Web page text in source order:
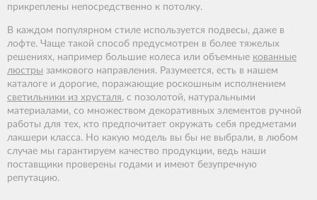
прикреплены непосредственно к потолку.
В каждом популярном стиле используется подвесы, даже в
лофте. Чаще такой способ предусмотрен в более тяжелых
решениях, например большие колеса или объемные кованные
люстры замкового направления. Разумеется, есть в нашем
каталоге и дорогие, поражающие роскошным исполнением
светильники из хрусталя, с позолотой, натуральными
материалами, со множеством декоративных элементов ручной
работы для тех, кто предпочитает окружать себя предметами
лакшери класса. Но какую модель вы бы не выбрали, в любом
случае мы гарантируем качество продукции, ведь наши
поставщики проверены годами и имеют безупречную
репутацию.